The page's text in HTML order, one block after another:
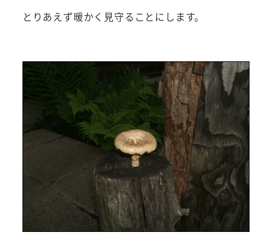
とりあえず暖かく見守ることにします。